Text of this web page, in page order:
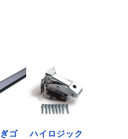
ています。
。
。
ゴ
ハイロジック